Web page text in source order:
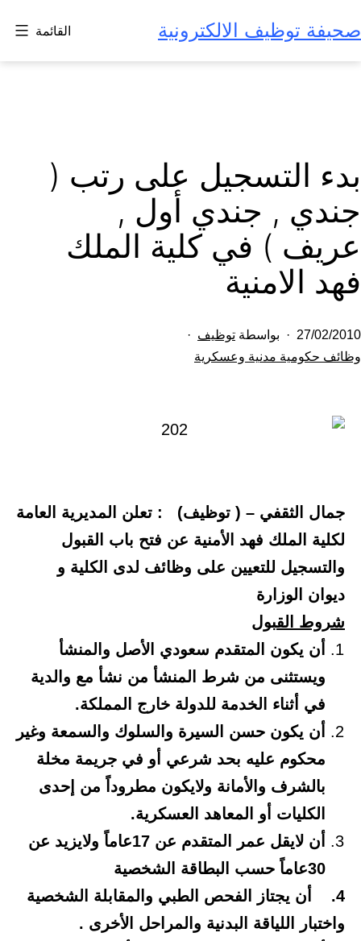
إلى
المحتوى
صحيفة توظيف الالكترونية القائمة
بدء التسجيل على رتب (
جندي , جندي أول ,
عريف ) في كلية الملك
فهد الامنية
تم
النشر
27/02/2010 بواسطة توظيف
مصنف
وظائف حكومية مدنية وعسكرية
جمال الثقفي – ( توظيف) : تعلن المديرية العامة
لكلية الملك فهد الأمنية عن فتح باب القبول
والتسجيل للتعيين على وظائف لدى الكلية و
ديوان الوزارة
شروط القبول
أن يكون المتقدم سعودي الأصل والمنشأ
ويستثنى من شرط المنشأ من نشأ مع والدية
في أثناء الخدمة للدولة خارج المملكة.
أن يكون حسن السيرة والسلوك والسمعة وغير
محكوم عليه بحد شرعي أو في جريمة مخلة
بالشرف والأمانة ولايكون مطروداً من إحدى
الكليات أو المعاهد العسكرية.
أن لايقل عمر المتقدم عن 17عاماً ولايزيد عن
30عاماً حسب البطاقة الشخصية
4. أن يجتاز الفحص الطبي والمقابلة الشخصية
واختبار اللياقة البدنية والمراحل الأخرى .